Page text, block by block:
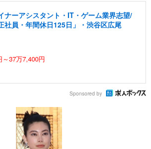
ナーアシスタント・IT・ゲーム業界志望/
社員・年間休日125日」・渋谷区広尾
～37万7,400円
Sponsored by